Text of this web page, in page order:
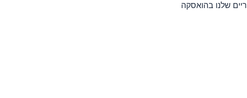
שלנו בהואסקה